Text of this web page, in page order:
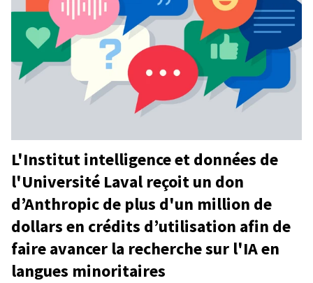
L'Institut intelligence et données de
l'Université Laval reçoit un don
d’Anthropic de plus d'un million de
dollars en crédits d’utilisation afin de
faire avancer la recherche sur l'IA en
langues minoritaires